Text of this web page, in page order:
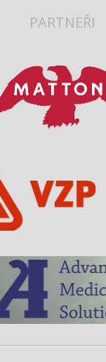
PARTNEŘI